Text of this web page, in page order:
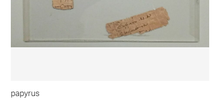
papyrus